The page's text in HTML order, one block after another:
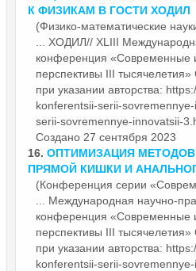
К ФИЗИКАМ В ГОСТИ ХОДИЛ
(Физико-математические
... ХОДИЛ// XLIII
конференция «Современные
перспективы III
при указании авторства:
konferentsii-serii-
serii-sovremennye-innovatsii-
Создано 27 сентября 2023
16. ОПТИМИЗАЦИЯ
ПРЯМОЙ КИШКИ И
(Конференция серии
... Международная научно-
конференция «Современные
перспективы III
при указании авторства:
konferentsii-serii-